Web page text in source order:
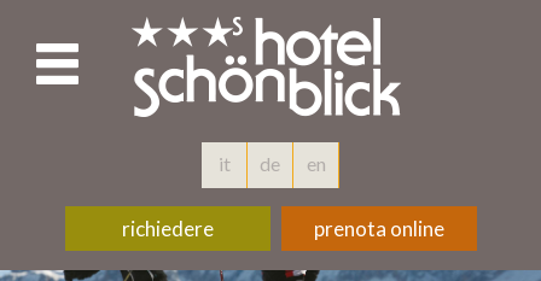
it de en
richiedere prenota online